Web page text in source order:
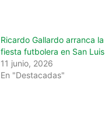
Ricardo Gallardo arranca la
fiesta futbolera en San Luis
11 junio, 2026
En "Destacadas"